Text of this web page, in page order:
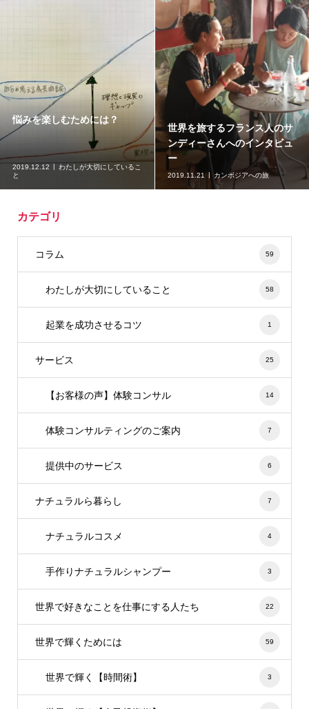
悩みを楽しむためには？
2019.12.12
わたしが大切にしているこ
と
世界を旅するフランス人のサ
ンディーさんへのインタビュ
ー
2019.11.21 カンボジアへの旅
カテゴリ
コラム 59
わたしが大切にしていること 58
起業を成功させるコツ 1
サービス 25
【お客様の声】体験コンサル 14
体験コンサルティングのご案内 7
提供中のサービス 6
ナチュラルら暮らし 7
ナチュラルコスメ 4
手作りナチュラルシャンプー 3
世界で好きなことを仕事にする人たち 22
世界で輝くためには 59
世界で輝く【時間術】 3